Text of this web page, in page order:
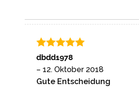
Bewertet
mit5von
dbdd1978
– 12. Oktober 2018
Gute Entscheidung